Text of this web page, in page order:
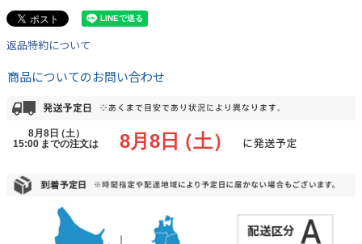
返品特約について
商品についてのお問い合わせ